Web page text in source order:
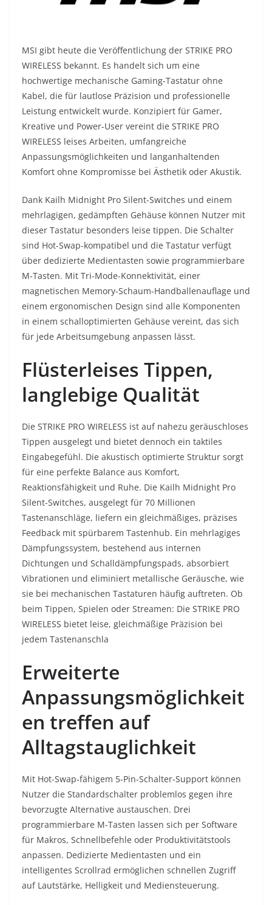
MSI gibt heute die Veröffentlichung der STRIKE PRO
WIRELESS bekannt. Es handelt sich um eine
hochwertige mechanische Gaming-Tastatur ohne
Kabel, die für lautlose Präzision und professionelle
Leistung entwickelt wurde. Konzipiert für Gamer,
Kreative und Power-User vereint die STRIKE PRO
WIRELESS leises Arbeiten, umfangreiche
Anpassungsmöglichkeiten und langanhaltenden
Komfort ohne Kompromisse bei Ästhetik oder Akustik.
Dank Kailh Midnight Pro Silent-Switches und einem
mehrlagigen, gedämpften Gehäuse können Nutzer mit
dieser Tastatur besonders leise tippen. Die Schalter
sind Hot-Swap-kompatibel und die Tastatur verfügt
über dedizierte Medientasten sowie programmierbare
M-Tasten. Mit Tri-Mode-Konnektivität, einer
magnetischen Memory-Schaum-Handballenauflage und
einem ergonomischen Design sind alle Komponenten
in einem schalloptimierten Gehäuse vereint, das sich
für jede Arbeitsumgebung anpassen lässt.
Flüsterleises Tippen,
langlebige Qualität
Die STRIKE PRO WIRELESS ist auf nahezu geräuschloses
Tippen ausgelegt und bietet dennoch ein taktiles
Eingabegefühl. Die akustisch optimierte Struktur sorgt
für eine perfekte Balance aus Komfort,
Reaktionsfähigkeit und Ruhe. Die Kailh Midnight Pro
Silent-Switches, ausgelegt für 70 Millionen
Tastenanschläge, liefern ein gleichmäßiges, präzises
Feedback mit spürbarem Tastenhub. Ein mehrlagiges
Dämpfungssystem, bestehend aus internen
Dichtungen und Schalldämpfungspads, absorbiert
Vibrationen und eliminiert metallische Geräusche, wie
sie bei mechanischen Tastaturen häufig auftreten. Ob
beim Tippen, Spielen oder Streamen: Die STRIKE PRO
WIRELESS bietet leise, gleichmäßige Präzision bei
jedem Tastenanschla
Erweiterte
Anpassungsmöglichkeit
en treffen auf
Alltagstauglichkeit
Mit Hot-Swap-fähigem 5-Pin-Schalter-Support können
Nutzer die Standardschalter problemlos gegen ihre
bevorzugte Alternative austauschen. Drei
programmierbare M-Tasten lassen sich per Software
für Makros, Schnellbefehle oder Produktivitätstools
anpassen. Dedizierte Medientasten und ein
intelligentes Scrollrad ermöglichen schnellen Zugriff
auf Lautstärke, Helligkeit und Mediensteuerung.